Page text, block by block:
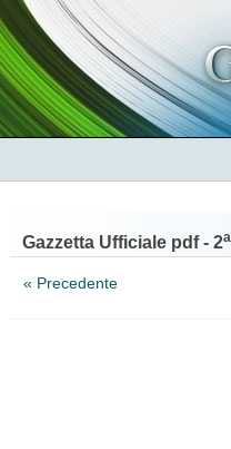
Gazzetta Ufficiale pdf - 2a
« Precedente